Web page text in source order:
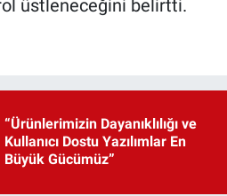
üstleneceğini belirtti.
“Ürünlerimizin Dayanıklılığı ve
Kullanıcı Dostu Yazılımlar En
Büyük Gücümüz”